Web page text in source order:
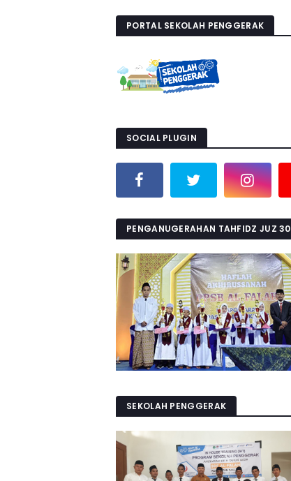
PORTAL SEKOLAH PENGGERAK
SOCIAL PLUGIN
PENGANUGERAHAN TAHFIDZ JUZ 30
SEKOLAH PENGGERAK